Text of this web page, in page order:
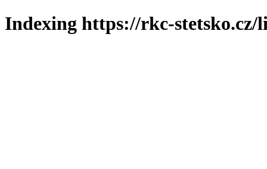
Indexing https://rkc-stetsko.cz/